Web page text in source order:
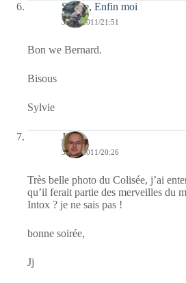
Sylvie, Enfin moi
30/09/2011/21:51
Bon we Bernard.
Bisous
Sylvie
Jj
30/09/2011/20:26
Très belle photo du Colisée, j’ai
qu’il ferait partie des merveilles du
Intox ? je ne sais pas !
bonne soirée,
Jj